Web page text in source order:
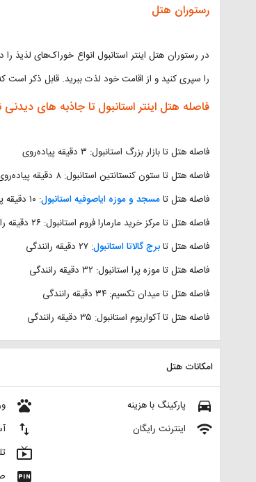
رستوران هتل
در رستوران هتل اینتر استانبول انواع خوراک‌های
را سپری کنید و از اقامت خود لذت ببرید. قابل ذکر است
فاصله هتل اینتر استانبول تا جاذبه های
فاصله هتل تا بازار بزرگ استانبول: ۳ دقیقه پیاده‌روی
فاصله هتل تا ستون کنستانتین استانبول: ۸ دقیقه پیاده‌روی
فاصله هتل تامسجد و موزه ایاصوفیه استانبول: ۱۰ دقیقه پیاده‌روی
فاصله هتل تا مرکز خرید مارمارا فروم استانبول: ۲۶ دقیقه رانندگی
فاصله هتل تابرج گالاتا استانبول: ۲۷ دقیقه رانندگی
فاصله هتل تا موزه پرا استانبول: ۳۲ دقیقه رانندگی
فاصله هتل تا میدان تکسیم: ۳۴ دقیقه رانندگی
فاصله هتل تا آکواریوم استانبول: ۳۵ دقیقه رانندگی
امکانات هتل
pets
import_export
live_tv
fiber_pin
directions_car پارکینگ با هزینه
wifi اینترنت رایگان